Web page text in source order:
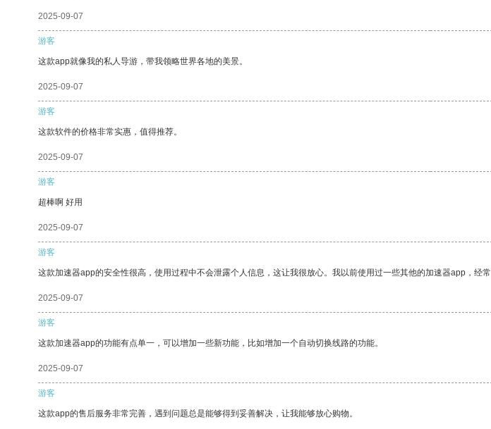
2025-09-07
游客
这款app就像我的私人导游，带我领略世界各地的美景。
2025-09-07
游客
这款软件的价格非常实惠，值得推荐。
2025-09-07
游客
超棒啊 好用
2025-09-07
游客
这款加速器app的安全性很高，使用过程中不会泄露个人信息，这让我很放心。我以前使用过一些其他的加速器app，经
2025-09-07
游客
这款加速器app的功能有点单一，可以增加一些新功能，比如增加一个自动切换线路的功能。
2025-09-07
游客
这款app的售后服务非常完善，遇到问题总是能够得到妥善解决，让我能够放心购物。